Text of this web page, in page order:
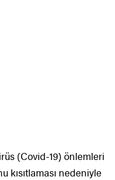
(Covid-19) önlemleri
kısıtlaması nedeniyle